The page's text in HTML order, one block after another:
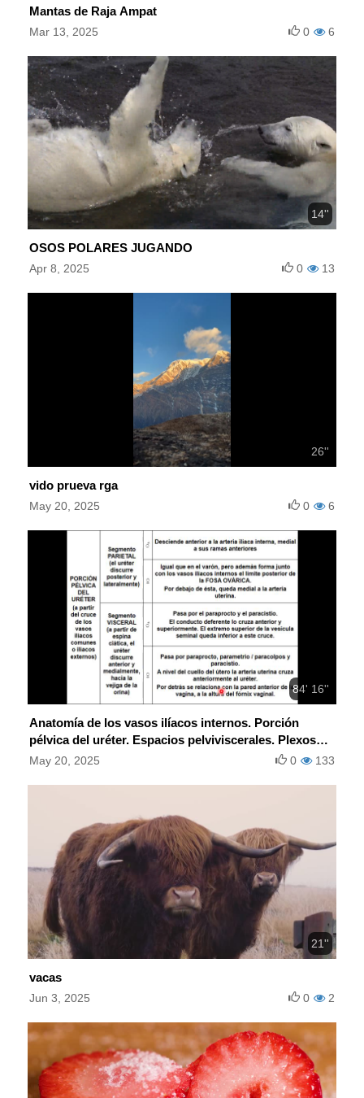
Mantas de Raja Ampat
Mar 13, 2025 6
0
14''
OSOS POLARES JUGANDO
Apr 8, 2025 13
0
26''
vido prueva rga
May 20, 2025 6
0
84' 16''
Anatomía de los vasos ilíacos internos. Porción
pélvica del uréter. Espacios pelviviscerales. Plexos
hipogástricos.
May 20, 2025 133
0
21''
vacas
Jun 3, 2025 2
0